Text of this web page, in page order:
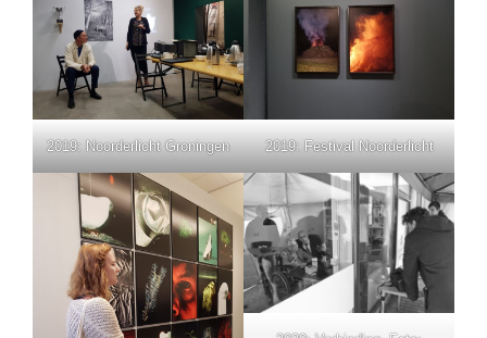
2019: Noorderlicht Groningen 2019: Festival Noorderlicht